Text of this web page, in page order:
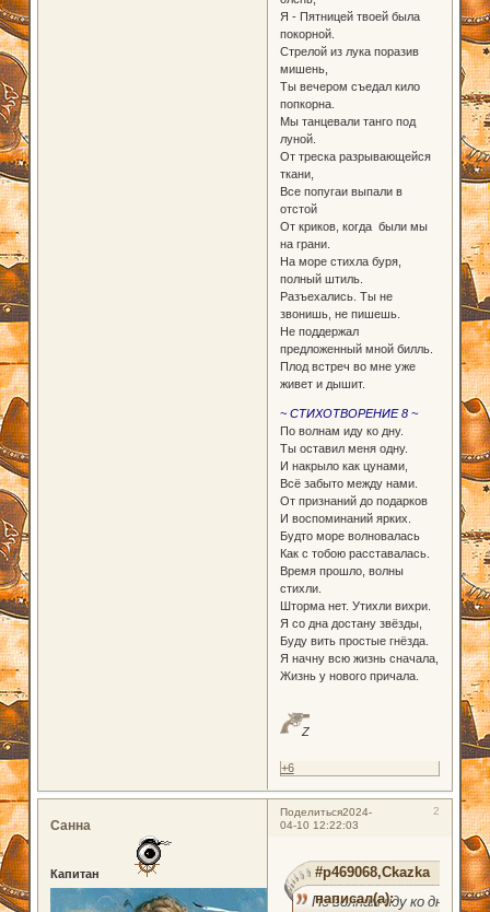
Я - Пятницей твоей была
покорной.
Стрелой из лука поразив
мишень,
Ты вечером съедал кило
попкорна.
Мы танцевали танго под
луной.
От треска разрывающейся
ткани,
Все попугаи выпали в
отстой
От криков, когда были мы
на грани.
На море стихла буря,
полный штиль.
Разъехались. Ты не
звонишь, не пишешь.
Не поддержал
предложенный мной билль.
Плод встреч во мне уже
живет и дышит.
~ СТИХОТВОРЕНИЕ 8 ~
По волнам иду ко дну.
Ты оставил меня одну.
И накрыло как цунами,
Всё забыто между нами.
От признаний до подарков
И воспоминаний ярких.
Будто море волновалась
Как с тобою расставалась.
Время прошло, волны
стихли.
Шторма нет. Утихли вихри.
Я со дна достану звёзды,
Буду вить простые гнёзда.
Я начну всю жизнь сначала,
Жизнь у нового причала.
Z
+6
Поделиться 2
2024-
04-10 12:22:03
Санна
Капитан
#p469068,Ckazka
написал(а):
По волнам иду ко дну